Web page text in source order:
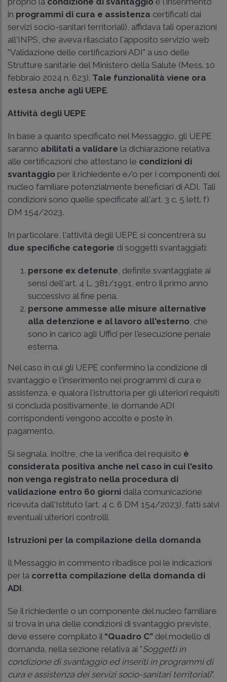
in programmi di cura e assistenza certificati dai
servizi socio-sanitari territoriali), affidava tali operazioni
all'INPS, che aveva rilasciato l'apposito servizio web
"Validazione delle certificazioni ADI" a uso delle
Strutture sanitarie del Ministero della Salute (Mess. 10
febbraio 2024 n. 623). Tale funzionalità viene ora
estesa anche agli UEPE.
Attività degli UEPE
In base a quanto specificato nel Messaggio, gli UEPE
saranno abilitati a validare la dichiarazione relativa
alle certificazioni che attestano le condizioni di
svantaggio per il richiedente e/o per i componenti del
nucleo familiare potenzialmente beneficiari di ADI. Tali
condizioni sono quelle specificate all'art. 3 c. 5 lett. f)
DM 154/2023.
In particolare, l'attività degli UEPE si concentrerà su
due specifiche categorie di soggetti svantaggiati:
persone ex detenute, definite svantaggiate ai
sensi dell'art. 4 L. 381/1991, entro il primo anno
successivo al fine pena.
persone ammesse alle misure alternative
alla detenzione e al lavoro all'esterno, che
sono in carico agli Uffici per l'esecuzione penale
esterna.
Nel caso in cui gli UEPE confermino la condizione di
svantaggio e l'inserimento nei programmi di cura e
assistenza, e qualora l'istruttoria per gli ulteriori requisiti
si concluda positivamente, le domande ADI
corrispondenti vengono accolte e poste in
pagamento.
Si segnala, inoltre, che la verifica del requisito è
considerata positiva anche nel caso in cui l'esito
non venga registrato nella procedura di
validazione entro 60 giorni dalla comunicazione
ricevuta dall'Istituto (art. 4 c. 6 DM 154/2023), fatti salvi
eventuali ulteriori controlli.
Istruzioni per la compilazione della domanda
Il Messaggio in commento ribadisce poi le indicazioni
per la corretta compilazione della domanda di
ADI.
Se il richiedente o un componente del nucleo familiare
si trova in una delle condizioni di svantaggio previste,
deve essere compilato il “Quadro C” del modello di
domanda, nella sezione relativa ai "Soggetti in
condizione di svantaggio ed inseriti in programmi di
cura e assistenza dei servizi socio-sanitari territoriali".